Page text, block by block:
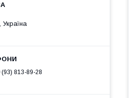
Україна
(93) 813-89-28